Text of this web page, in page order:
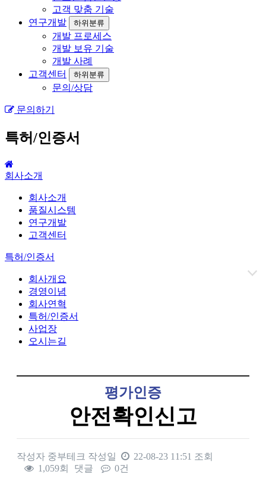
고객 맞춤 기술
연구개발
하위분류
개발 프로세스
개발 보유 기술
개발 사례
고객센터
하위분류
문의/상담
문의하기
특허/인증서
회사소개
회사소개
품질시스템
연구개발
고객센터
특허/인증서
회사개요
경영이념
회사연혁
특허/인증서
사업장
오시는길
평가인증
안전확인신고
작성자 중부테크 작성일 22-08-23 11:51 조회
1,059회
댓글 0건